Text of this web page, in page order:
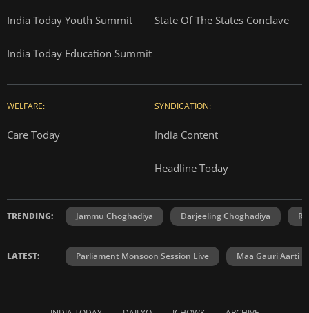
India Today Youth Summit State Of The States Conclave
India Today Education Summit
WELFARE:
Care Today
SYNDICATION:
India Content
Headline Today
TRENDING: Jammu Choghadiya Darjeeling Choghadiya
LATEST: Parliament Monsoon Session Live Maa Gauri Aarti